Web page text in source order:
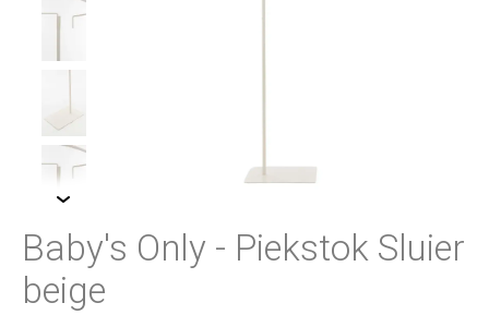
Baby's Only - Piekstok Sluier
beige